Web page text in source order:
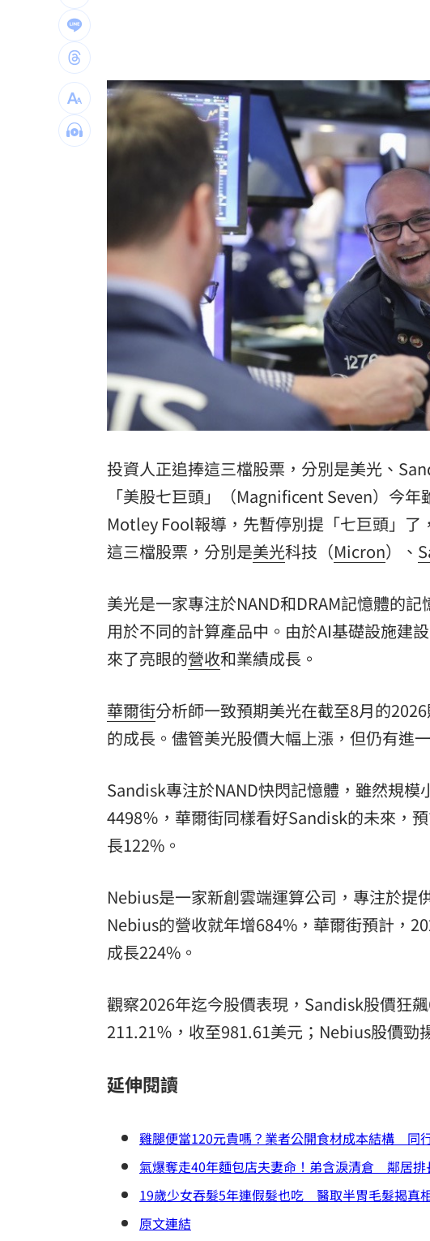
桃猿洋將2投2打爭一軍 艾菩樂認良性競爭
華邦電法說會後 新目標價出爐 22:00
高雄轎車暴衝連3撞！波及13車600戶停電 21:58
台灣彩券開獎直播中
LIVE三立+24小時直播 15:27
三立iNEWS新聞台線上直播 18:00
商場戰國來臨 台中「頂奢大道」逐漸成形 12:00
台彩父親節推新刮刮樂千萬頭獎超「爸」氣 12:00
「拍片人的多重宇宙」職涯論壇9/12登場！ 10:30
8國球員齊聚高雄 Formosa 7s掀足球熱潮 10:00
投資人正追捧這三檔股票，分別是美光、
「美股七巨頭」（Magnificent Seven）今
Motley Fool報導，先暫停別提「七巨頭」了
這三檔股票，分別是美光科技（Micron）、
美光是一家專注於NAND和DRAM記憶體的
用於不同的計算產品中。由於AI基礎設施建
來了亮眼的營收和業績成長。
華爾街分析師一致預期美光在截至8月的
的成長。儘管美光股價大幅上漲，但仍有進
Sandisk專注於NAND快閃記憶體，雖然規
4498％，華爾街同樣看好Sandisk的未來，
長122%。
Nebius是一家新創雲端運算公司，專注於提
Nebius的營收就年增684%，華爾街預計，
成長224%。
觀察2026年迄今股價表現，Sandisk股價狂
211.21％，收至981.61美元；Nebius股價勁
延伸閱讀
雞腿便當120元貴嗎？業者公開食材成本結構 同
氣爆奪走40年麵包店夫妻命！弟含淚清倉 鄰居排
19歲少女吞髮5年連假髮也吃 醫取半胃毛髮揭真
原文連結